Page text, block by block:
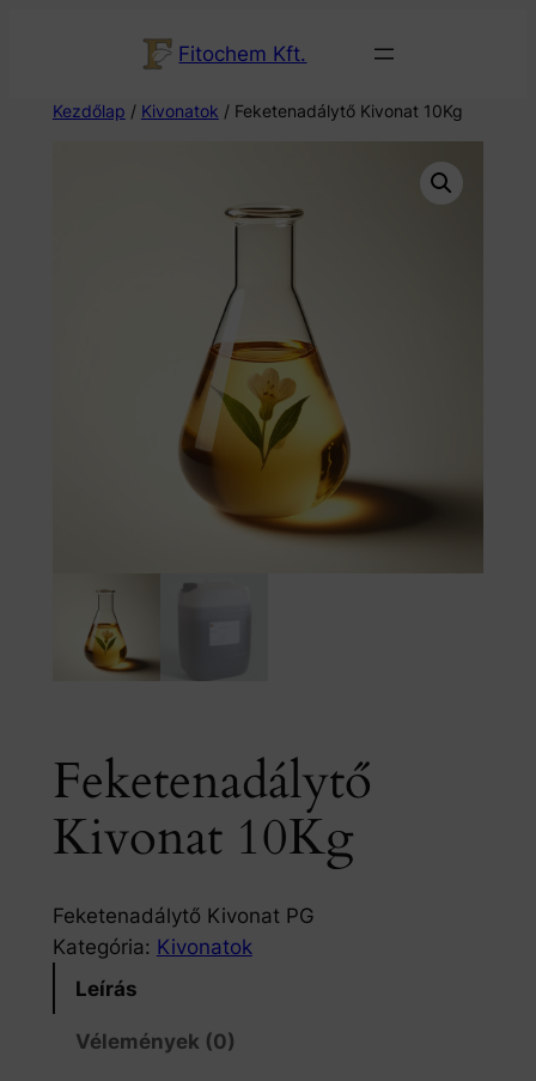
Fitochem Kft.
Kezdőlap / Kivonatok / Feketenadálytő Kivonat 10Kg
Feketenadálytő
Kivonat 10Kg
Feketenadálytő Kivonat PG
Kategória: Kivonatok
Leírás
Vélemények (0)